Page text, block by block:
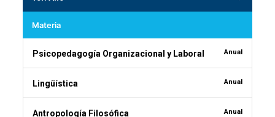
Materia
Psicopedagogía Organizacional y Laboral Anual
Lingüística Anual
Antropología Filosófica Anual